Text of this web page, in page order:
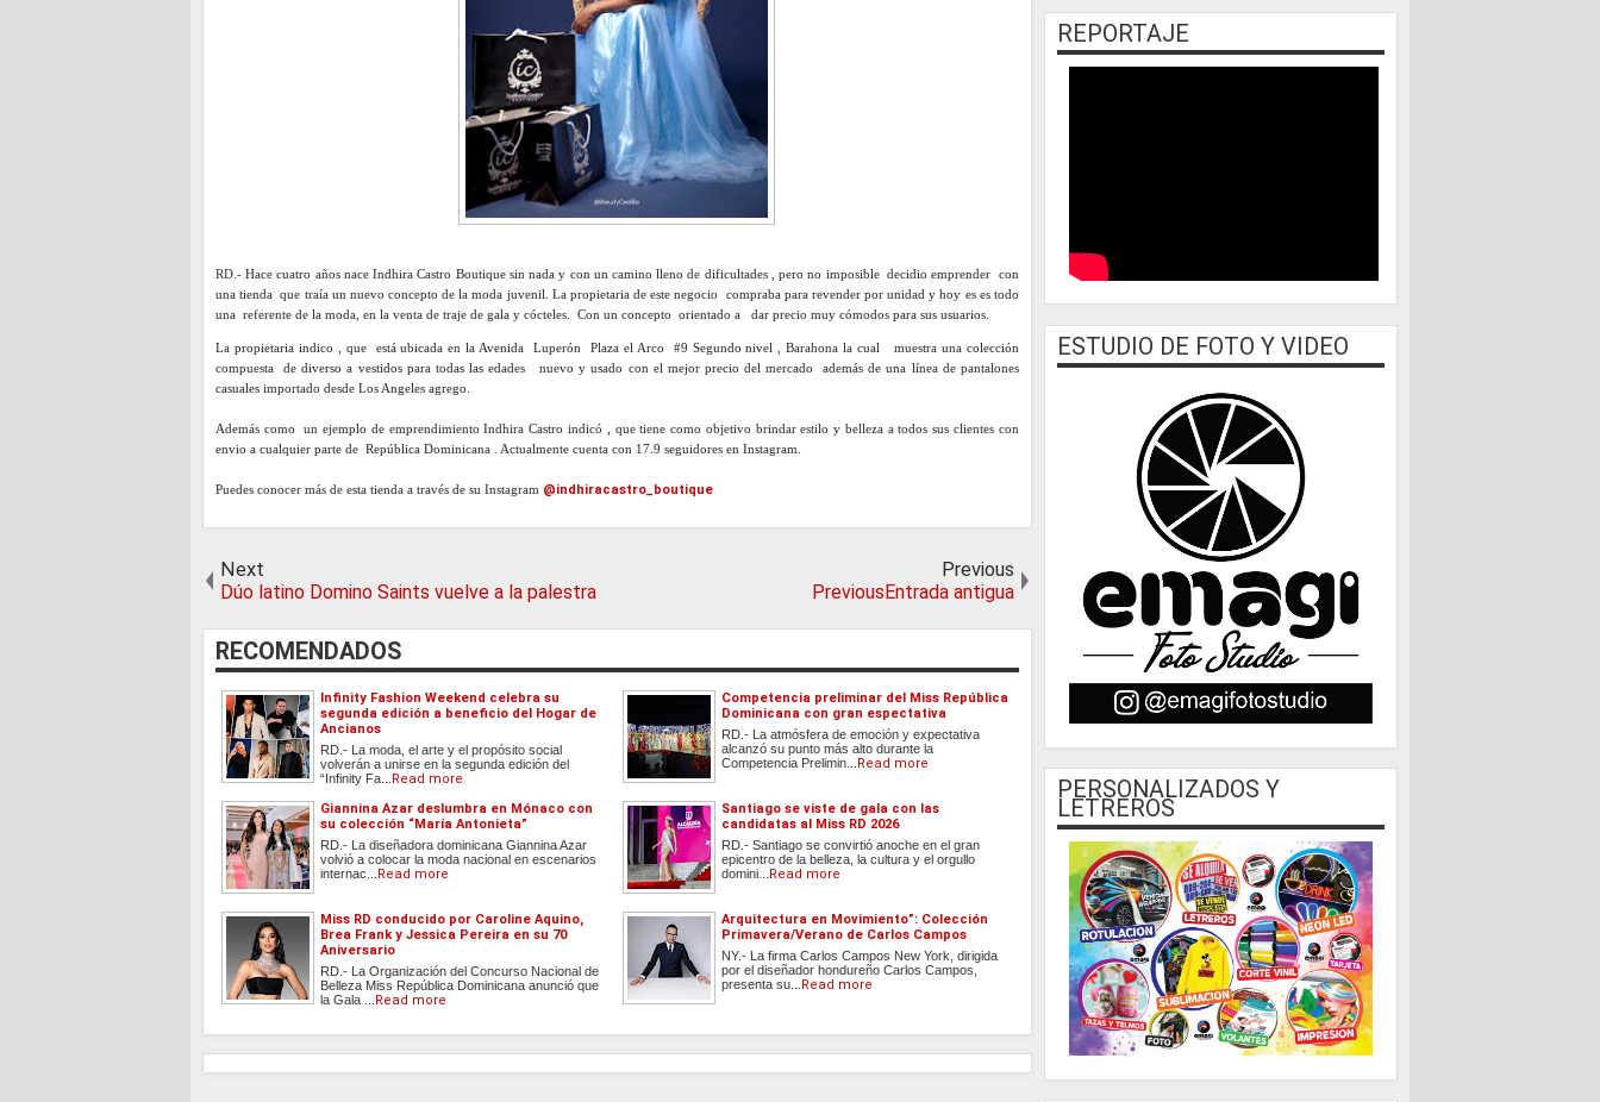
RD.-Hace cuatro años nace Indhira Castro Boutique sin nada y con un camino lleno de dificultades , pero no imposible decidio emprender con
una tienda que traía un nuevo concepto de la moda juvenil. La propietaria de este negocio compraba para revender por unidad y hoy es es todo
una referente de la moda, en la venta de traje de gala y cócteles. Con un concepto orientado a dar precio muy cómodos para sus usuarios.
La propietaria indico , que está ubicada en la Avenida Luperón Plaza el Arco #9 Segundo nivel , Barahona la cual muestra una colección
compuesta de diverso a vestidos para todas las edades nuevo y usado con el mejor precio del mercado además de una línea de pantalones
casuales importado desde Los Angeles agrego.
Además como un ejemplo de emprendimiento Indhira Castro indicó , que tiene como objetivo brindar estilo y belleza a todos sus clientes con
envio a cualquier parte de República Dominicana . Actualmente cuenta con 17.9 seguidores en Instagram.
Puedes conocer más de esta tienda a través de su Instagram @indhiracastro_boutique
Next
Dúo latino Domino Saints vuelve a la palestra
Previous
PreviousEntrada antigua
RECOMENDADOS
Infinity Fashion Weekend celebra su
segunda edición a beneficio del Hogar de
Ancianos
RD.- La moda, el arte y el propósito social
volverán a unirse en la segunda edición del
“Infinity Fa... Read more
Competencia preliminar del Miss República
Dominicana con gran espectativa
RD.- La atmósfera de emoción y expectativa
alcanzó su punto más alto durante la
Competencia Prelimin... Read more
Giannina Azar deslumbra en Mónaco con
su colección “María Antonieta”
RD.- La diseñadora dominicana Giannina Azar
volvió a colocar la moda nacional en escenarios
internac... Read more
Santiago se viste de gala con las
candidatas al Miss RD 2026
RD.- Santiago se convirtió anoche en el gran
epicentro de la belleza, la cultura y el orgullo
domini... Read more
Miss RD conducido por Caroline Aquino,
Brea Frank y Jessica Pereira en su 70
Aniversario
RD.- La Organización del Concurso Nacional de
Belleza Miss República Dominicana anunció que
la Gala ... Read more
Arquitectura en Movimiento”: Colección
Primavera/Verano de Carlos Campos
NY.- La firma Carlos Campos New York, dirigida
por el diseñador hondureño Carlos Campos,
presenta su... Read more
REPORTAJE
ESTUDIO DE FOTO Y VIDEO
PERSONALIZADOS Y
LETREROS